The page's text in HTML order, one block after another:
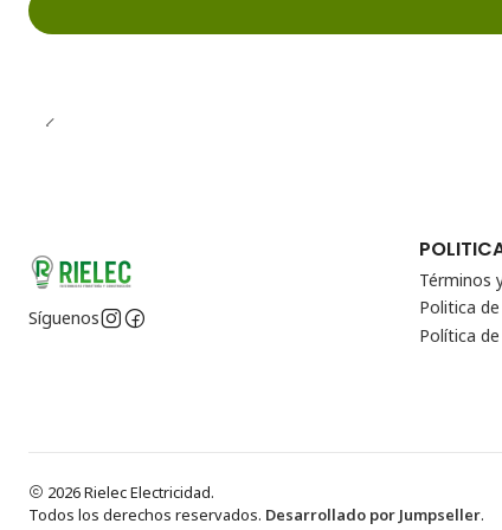
Síguenos
Términos
Politica
Política
2026 Rielec Electricidad.
Todos los derechos reservados. Desarrollado por Jumpseller.